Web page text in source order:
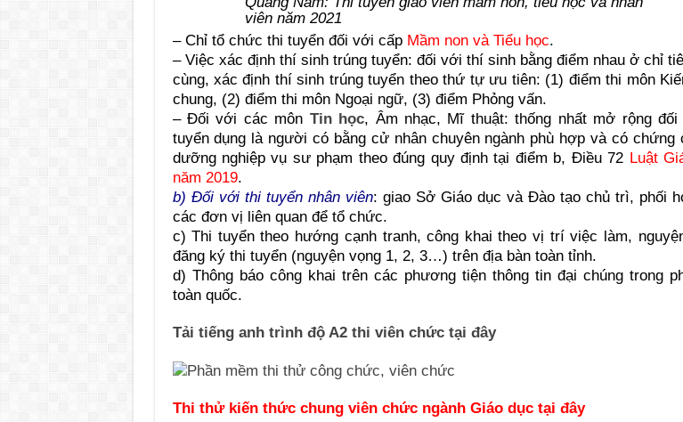
viên năm 2021
– Chỉ tổ chức thi tuyển đối với cấp Mầm non và Tiểu học.
– Việc xác định thí sinh trúng tuyển: đối với thí sinh bằng điểm nhau ở chỉ
cùng, xác định thí sinh trúng tuyển theo thứ tự ưu tiên: (1) điểm thi môn
chung, (2) điểm thi môn Ngoại ngữ, (3) điểm Phỏng vấn.
– Đối với các môn Tin học, Âm nhạc, Mĩ thuật: thống nhất mở rộng
tuyển dụng là người có bằng cử nhân chuyên ngành phù hợp và có chứng
dưỡng nghiệp vụ sư phạm theo đúng quy định tại điểm b, Điều 72 Luật
năm 2019.
b) Đối với thi tuyển nhân viên: giao Sở Giáo dục và Đào tạo chủ trì, phối
các đơn vị liên quan để tổ chức.
c) Thi tuyển theo hướng cạnh tranh, công khai theo vị trí việc làm,
đăng ký thi tuyển (nguyện vọng 1, 2, 3…) trên địa bàn toàn tỉnh.
d) Thông báo công khai trên các phương tiện thông tin đại chúng trong
toàn quốc.
Tải tiếng anh trình độ A2 thi viên chức tại đây
Thi thử kiến thức chung viên chức ngành Giáo dục tại đây